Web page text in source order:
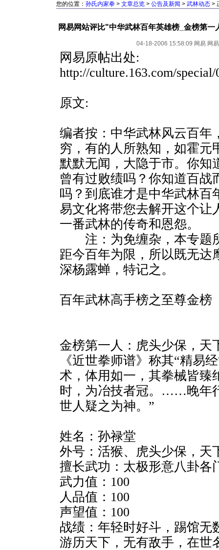
您的位置： 孙氏内家拳 > 文章总览 > 公告及新闻 > 武林动态 >
网易网站评比"中华武林百年英雄榜_金榜第
04-18-2006 15:58:09 网易 网易
网易原帖出处:
http://culture.163.com/
原文:
编者按：中华武林风云百年
穷，有的人所熟知，如霍元
默默无闻，大隐于市。你知
曾有过败绩吗？你知道百战
吗？到底谁才是中华武林百
易文化将带您去解开这个让
一番武林的传奇和恩怨。
注：为免缠杂，本专题
距今百年为限，所以既无达
深杨露蝉，特记之。
百年武林高手榜之至尊金榜
金榜第一人：虎头少保，天
《近世拳师谱》称其“精易
术，体用如一，其拳械皆臻
时，为冶技者冠。……晚年
世人疑之为神。”
姓名：孙禄堂
外号：活猴、虎头少保，天
擅长武功：太极形意八卦各
武力值：100
人品值：100
声望值：100
战绩：年轻时好斗，踢馆无
游历天下，无有敌手，在世